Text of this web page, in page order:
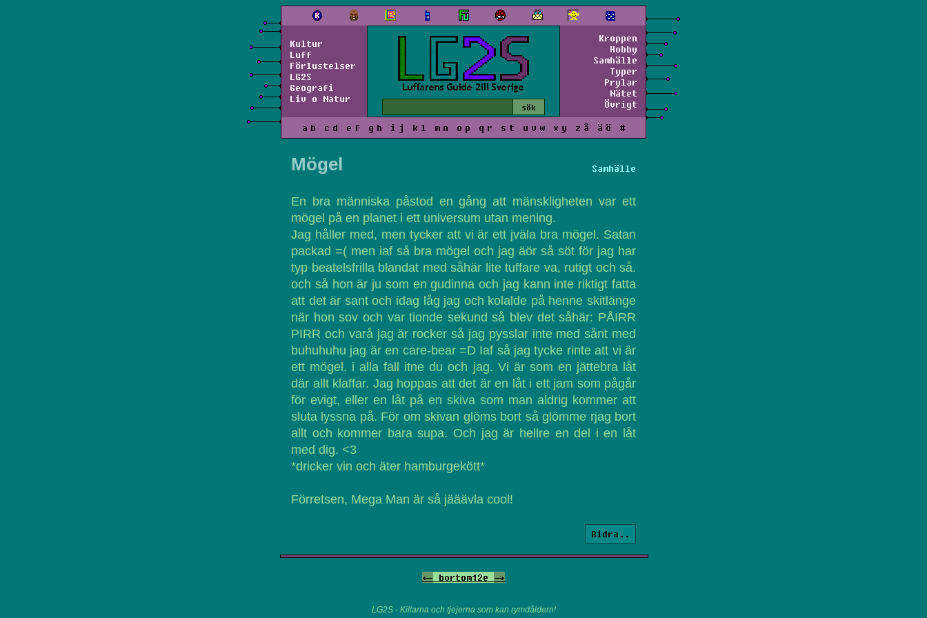
Kultur
Luff
Förlustelser
LG2S
Geografi
Liv o Natur
Kroppen
Hobby
Samhälle
Typer
Prylar
Nätet
Övrigt
a b c d e f g h i j k l m n o p q r s t u v w x y z å ä ö #
Samhälle
Mögel
En bra människa påstod en gång att mänskligheten var ett
mögel på en planet i ett universum utan mening.
Jag håller med, men tycker att vi är ett jväla bra mögel. Satan
packad =( men iaf så bra mögel och jag äör så söt för jag har
typ beatelsfrilla blandat med såhär lite tuffare va, rutigt och så.
och så hon är ju som en gudinna och jag kann inte riktigt fatta
att det är sant och idag låg jag och kolalde på henne skitlänge
när hon sov och var tionde sekund så blev det såhär: PÅIRR
PIRR och varå jag är rocker så jag pysslar inte med sånt med
buhuhuhu jag är en care-bear =D Iaf så jag tycke rinte att vi är
ett mögel. i alla fall itne du och jag. Vi är som en jättebra låt
där allt klaffar. Jag hoppas att det är en låt i ett jam som pågår
för evigt, eller en låt på en skiva som man aldrig kommer att
sluta lyssna på. För om skivan glöms bort så glömme rjag bort
allt och kommer bara supa. Och jag är hellre en del i en låt
med dig. <3
*dricker vin och äter hamburgekött*
Förretsen, Mega Man är så jääävla cool!
Bidra..
<- bortom12e ->
LG2S - Killarna och tjejerna som kan rymdåldern!